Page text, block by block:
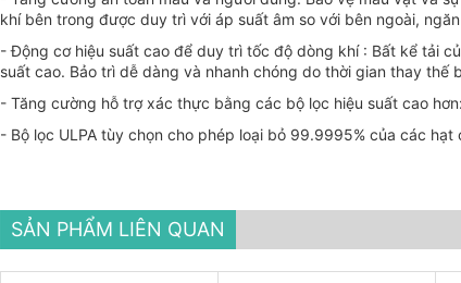
khí bên trong được duy trì với áp suất âm so với bên ngoài,
- Động cơ hiệu suất cao để duy trì tốc độ dòng khí : Bất kể tải
suất cao. Bảo trì dễ dàng và nhanh chóng do thời gian thay thế
- Tăng cường hỗ trợ xác thực bằng các bộ lọc hiệu suất cao
- Bộ lọc ULPA tùy chọn cho phép loại bỏ 99.9995% của các
SẢN PHẨM LIÊN QUAN